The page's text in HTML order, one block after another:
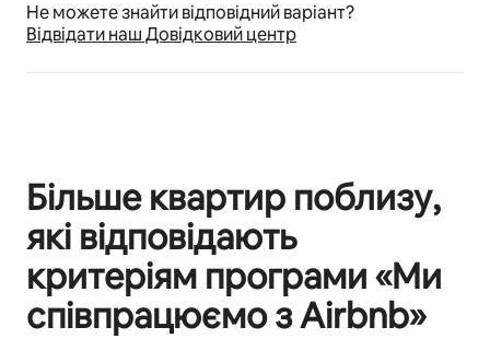
Не можете знайти відповідний варіант?
Відвідати наш Довідковий центр
Більше квартир поблизу,
які відповідають
критеріям програми «Ми
співпрацюємо з Airbnb»